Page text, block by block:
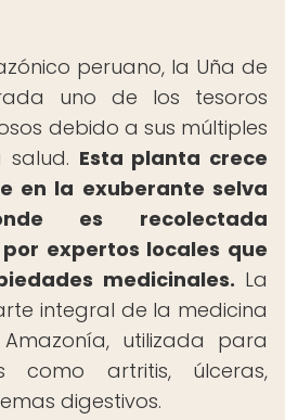
peruano, la Uña de
uno de los tesoros
debido a sus múltiples
salud. Esta planta crece
en la exuberante selva
es recolectada
expertos locales que
medicinales. La
integral de la medicina
utilizada para
como artritis, úlceras,
digestivos.